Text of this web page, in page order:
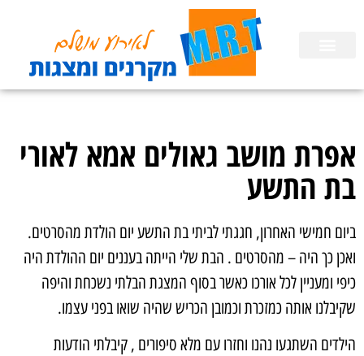
אפרת מושב גאולים אמא לאורי
בת התשע
ביום חמישי האחרון, חגגתי לביתי בת התשע יום הולדת מהסרטים.
ואכן כך היה – מהסרטים . הבת שלי הייתה בעננים יום ההולדת היה
כיפי ומעניין לכל אורכו כאשר בסוף המצגת הבלתי נשכחת והיפה
שקיבלנו אותה כמזכרת וכמובן הכריש שהיה שואו בפני עצמו.
הילדים השתגעו נהנו וחזרו עם מלא סיפורים , קיבלתי הודעות